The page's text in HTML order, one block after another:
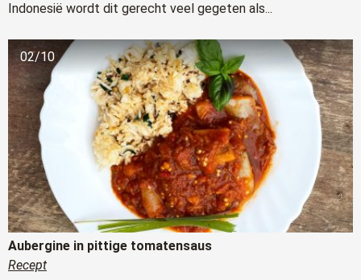
Indonesië wordt dit gerecht veel gegeten als...
02/10
Aubergine in pittige tomatensaus
Recept